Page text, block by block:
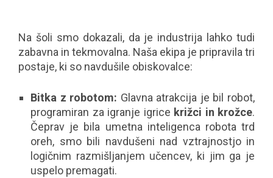
Na šoli smo dokazali, da je industrija lahko tudi
zabavna in tekmovalna. Naša ekipa je pripravila tri
postaje, ki so navdušile obiskovalce:
Bitka z robotom: Glavna atrakcija je bil robot,
programiran za igranje igrice križci in krožce.
Čeprav je bila umetna inteligenca robota trd
oreh, smo bili navdušeni nad vztrajnostjo in
logičnim razmišljanjem učencev, ki jim ga je
uspelo premagati.